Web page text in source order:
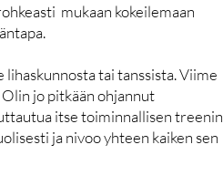
mukaan kokeilemaan
tai tanssista. Viime
jo pitkään ohjannut
itse toiminnallisen treenin
ja nivoo yhteen kaiken sen